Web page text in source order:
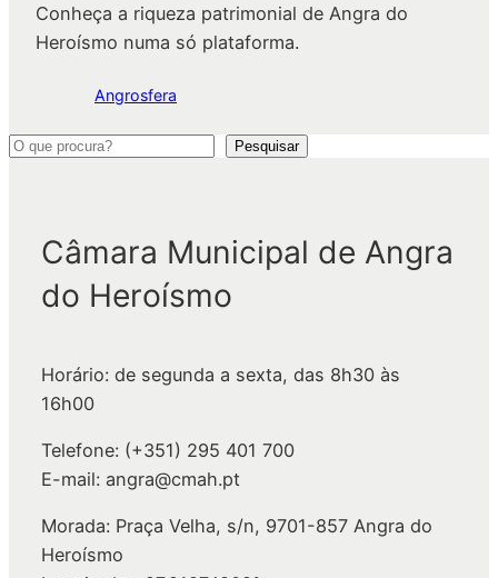
Conheça a riqueza patrimonial de Angra do
Heroísmo numa só plataforma.
Angrosfera
P
Pesquisar
Câmara Municipal de Angra
do Heroísmo
Horário: de segunda a sexta, das 8h30 às
16h00
Telefone: (+351) 295 401 700
E-mail: angra@cmah.pt
Morada: Praça Velha, s/n, 9701-857 Angra do
Heroísmo